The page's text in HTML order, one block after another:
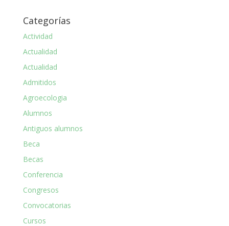
Categorías
Actividad
Actualidad
Actualidad
Admitidos
Agroecologia
Alumnos
Antiguos alumnos
Beca
Becas
Conferencia
Congresos
Convocatorias
Cursos